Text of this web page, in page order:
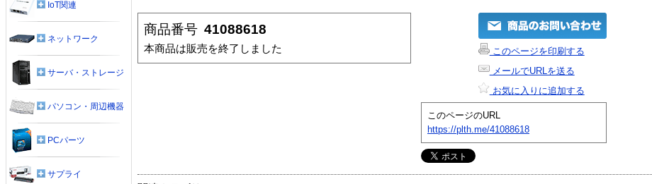
商品番号 41088618
本商品は販売を終了しました
このページを印刷する
メールでURLを送る
お気に入りに追加する
このページのURL
https://plth.me/41088618
IoT関連
ネットワーク
サーバ・ストレージ
パソコン・周辺機器
PCパーツ
サプライ